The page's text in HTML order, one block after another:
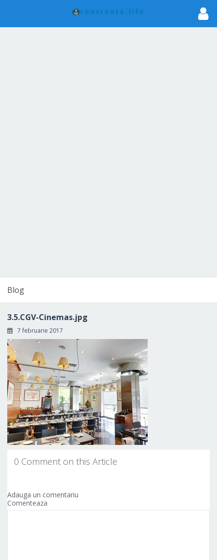
Blog
3.5.CGV-Cinemas.jpg
7 februarie 2017
0 Comment on this Article
Adauga un comentariu
Comenteaza